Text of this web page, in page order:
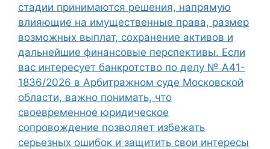
стадии принимаются решения, напрямую
влияющие на имущественные права, размер
возможных выплат, сохранение активов и
дальнейшие финансовые перспективы. Если
вас интересует банкротство по делу № А41-
1836/2026 в Арбитражном суде Московской
области, важно понимать, что
своевременное юридическое
сопровождение позволяет избежать
серьезных ошибок и защитить свои интересы